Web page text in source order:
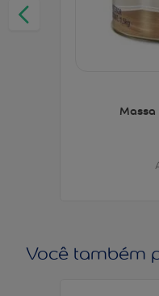
Você também